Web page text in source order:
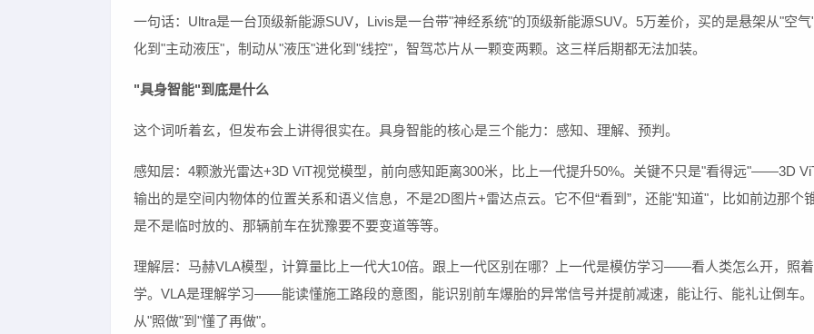
一句话：Ultra是一台顶级新能源SUV，Livis是一台带"神经系统"的顶级新能源SUV。5万差价，买的是悬架从"空气
化到"主动液压"，制动从"液压"进化到"线控"，智驾芯片从一颗变两颗。这三样后期都无法加装。
"具身智能"到底是什么
这个词听着玄，但发布会上讲得很实在。具身智能的核心是三个能力：感知、理解、预判。
感知层：4颗激光雷达+3D ViT视觉模型，前向感知距离300米，比上一代提升50%。关键不只是"看得远"——3D
输出的是空间内物体的位置关系和语义信息，不是2D图片+雷达点云。它不但“看到”，还能"知道"，比如前边那个
是不是临时放的、那辆前车在犹豫要不要变道等等。
理解层：马赫VLA模型，计算量比上一代大10倍。跟上一代区别在哪？上一代是模仿学习——看人类怎么开，照着
学。VLA是理解学习——能读懂施工路段的意图，能识别前车爆胎的异常信号并提前减速，能让行、能礼让倒车。
从"照做"到"懂了再做"。